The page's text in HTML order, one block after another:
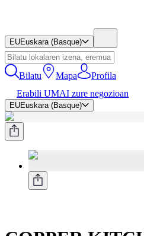
EUEuskara (Basque)
Bilatu Mapa
Profila
Erabili UMAI zure negozioan
EUEuskara (Basque)